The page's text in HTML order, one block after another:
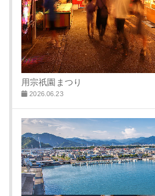
用宗祇園まつり
2026.06.23